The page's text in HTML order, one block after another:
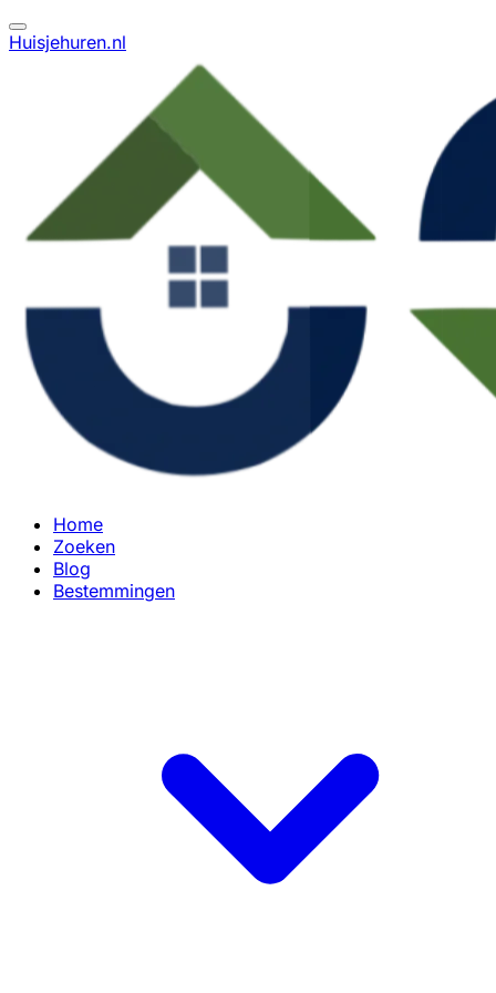
Huisjehuren.nl
Home
Zoeken
Blog
Bestemmingen